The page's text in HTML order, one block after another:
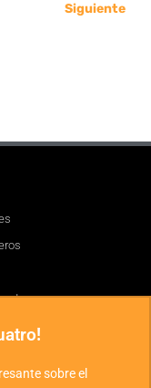
Siguiente
sobre el